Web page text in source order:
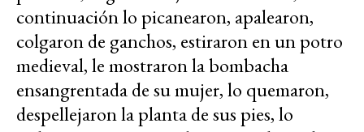
continuación lo picanearon, apalearon,
colgaron de ganchos, estiraron en un potro
medieval, le mostraron la bombacha
ensangrentada de su mujer, lo quemaron,
despellejaron la planta de sus pies, lo